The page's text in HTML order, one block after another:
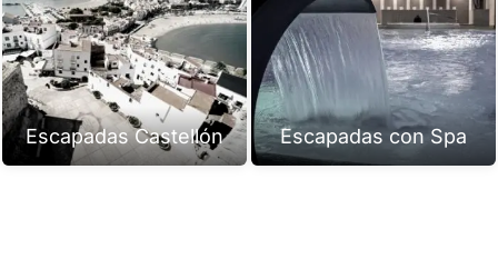
Escapadas Castellón Escapadas con Spa